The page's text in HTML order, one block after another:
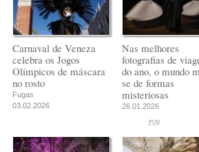
Carnaval de Veneza
celebra os Jogos
Olímpicos de máscara
no rosto
Fugas
03.02.2026
Nas melhores
fotografias de
do ano, o mundo
se de formas
misteriosas
26.01.2026
PUB
PUB